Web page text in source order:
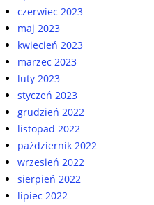
czerwiec 2023
maj 2023
kwiecień 2023
marzec 2023
luty 2023
styczeń 2023
grudzień 2022
listopad 2022
październik 2022
wrzesień 2022
sierpień 2022
lipiec 2022